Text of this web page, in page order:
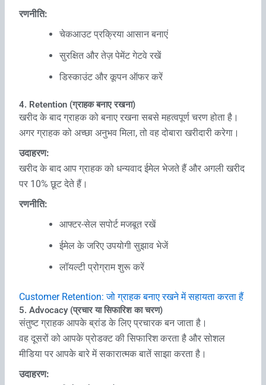
रणनीति:
चेकआउट प्रक्रिया आसान बनाएं
सुरक्षित और तेज़ पेमेंट गेटवे रखें
डिस्काउंट और कूपन ऑफर करें
4. Retention (ग्राहक बनाए रखना)
खरीद के बाद ग्राहक को बनाए रखना सबसे महत्वपूर्ण चरण होता है।
अगर ग्राहक को अच्छा अनुभव मिला, तो वह दोबारा खरीदारी करेगा।
उदाहरण:
खरीद के बाद आप ग्राहक को धन्यवाद ईमेल भेजते हैं और अगली खरीद
पर 10% छूट देते हैं।
रणनीति:
आफ्टर-सेल सपोर्ट मजबूत रखें
ईमेल के जरिए उपयोगी सुझाव भेजें
लॉयल्टी प्रोग्राम शुरू करें
Customer Retention: जो ग्राहक बनाए रखने में सहायता करता हैं
5. Advocacy (प्रचार या सिफारिश का चरण)
संतुष्ट ग्राहक आपके ब्रांड के लिए प्रचारक बन जाता है।
वह दूसरों को आपके प्रोडक्ट की सिफारिश करता है और सोशल
मीडिया पर आपके बारे में सकारात्मक बातें साझा करता है।
उदाहरण: